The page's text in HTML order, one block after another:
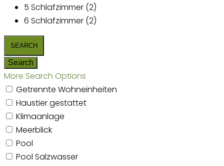
5 Schlafzimmer (2)
6 Schlafzimmer (2)
More Search Options
Getrennte Wohneinheiten
Haustier gestattet
Klimaanlage
Meerblick
Pool
Pool Salzwasser